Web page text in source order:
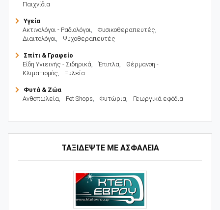
ΤΑΞΙΔΕΨΤΕ ΜΕ ΑΣΦΑΛΕΙΑ
Παιχνίδια
Υγεία
Ακτινολόγοι - Ραδιολόγοι, Φυσικοθεραπευτές,
Διαιτολόγοι, Ψυχοθεραπευτές
Σπίτι & Γραφείο
Είδη Υγιεινής - Σιδηρικά, Έπιπλα,
Θέρμανση -
Κλιματισμός, Ξυλεία
Φυτά & Ζώα
Ανθοπωλεία, Pet Shops, Φυτώρια, Γεωργικά εφόδια